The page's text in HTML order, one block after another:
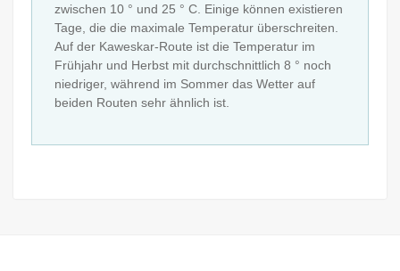
zwischen 10 ° und 25 ° C. Einige können existieren
Tage, die die maximale Temperatur überschreiten.
Auf der Kaweskar-Route ist die Temperatur im
Frühjahr und Herbst mit durchschnittlich 8 ° noch
niedriger, während im Sommer das Wetter auf
beiden Routen sehr ähnlich ist.